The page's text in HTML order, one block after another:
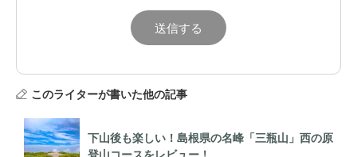
このライターが書いた他の記事
下山後も楽しい！島根県の名峰「三瓶山」西の原